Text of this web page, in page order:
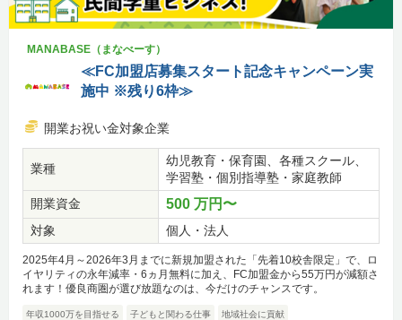
MANABASE（まなべーす）
≪FC加盟店募集スタート記念キャンペーン実
施中 ※残り6枠≫
開業お祝い金対象企業
業種
幼児教育・保育園、各種スクール、
学習塾・個別指導塾・家庭教師
開業資金
500 万円〜
対象 個人・法人
2025年4月～2026年3月までに新規加盟された「先着10校舎限定」で、ロ
イヤリティの永年減率・6ヵ月無料に加え、FC加盟金から55万円が減額さ
れます！優良商圏が選び放題なのは、今だけのチャンスです。
年収1000万を目指せる 子どもと関わる仕事 地域社会に貢献